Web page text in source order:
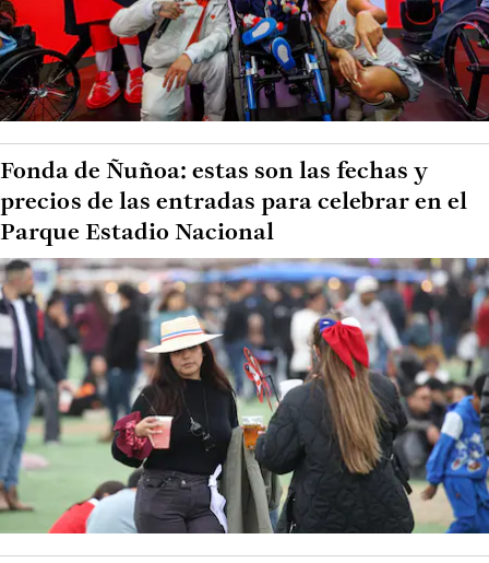
Fonda de Ñuñoa: estas son las fechas y
precios de las entradas para celebrar en el
Parque Estadio Nacional